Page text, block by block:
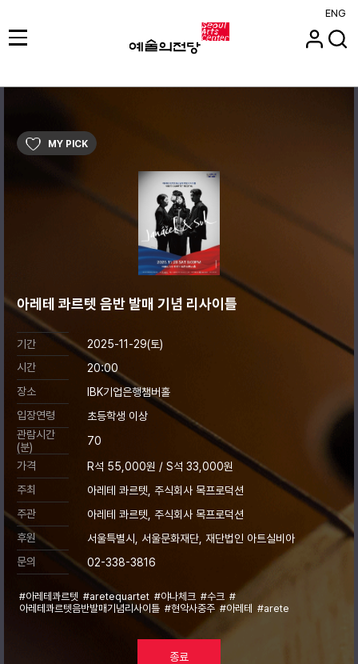
ENG
MY PICK
아레테 콰르텟 음반 발매 기념 리사이틀
기간
2025-11-29(토)
시간
20:00
장소
IBK기업은행챔버홀
입장연령
초등학생 이상
관람시간
(분)
70
가격
R석 55,000원 / S석 33,000원
주최
아레테 콰르텟, 주식회사 목프로덕션
주관
아레테 콰르텟, 주식회사 목프로덕션
후원
서울특별시, 서울문화재단, 재단법인 아트실비아
문의
02-338-3816
#아레테콰르텟 #aretequartet #야나체크 #수크 #
아레테콰르텟음반발매기념리사이틀 #현악사중주 #아레테 #arete
종료